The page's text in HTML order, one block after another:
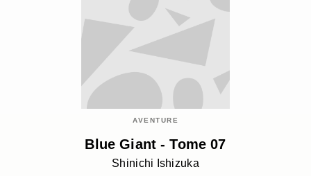
AVENTURE
Blue Giant - Tome 07
Shinichi Ishizuka